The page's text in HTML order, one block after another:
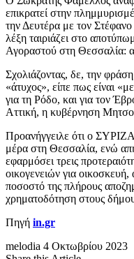
επικρατεί στην
την Δευτέρα με τον
λέξη ταιριάζει στο
Αγοραστού στη Θεσσαλία:
Σχολιάζοντας, δε, την
«άτυχος», είπε πως είναι
για τη Ρόδο, και για τον
Αττική, η κυβέρνηση
Προανήγγειλε ότι ο
μέρα στη Θεσσαλία, ενώ
εφαρμόσει τρεις
οικογενειών για
ποσοστό της πλήρους
χρηματοδότηση στους
Πηγή in.gr
melodia 4 Οκτωβρίου 2023